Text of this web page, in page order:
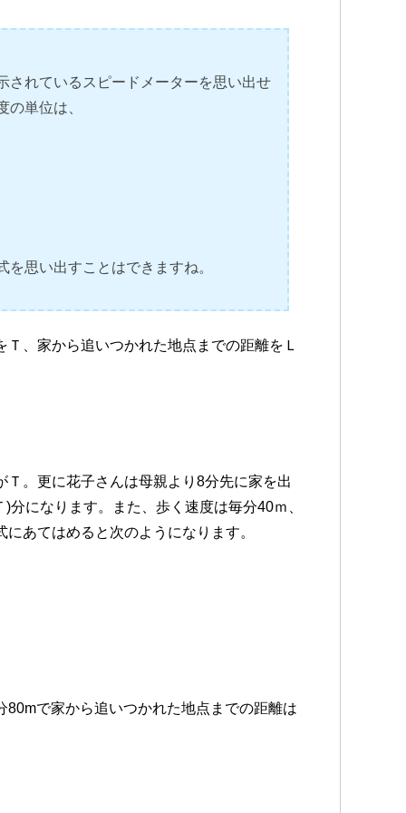
されているスピードメーターを思い出せ
単位は、
思い出すことはできますね。
、家から追いつかれた地点までの距離をＬ
。更に花子さんは母親より8分先に家を出
になります。また、歩く速度は毎分40ｍ、
あてはめると次のようになります。
で家から追いつかれた地点までの距離は